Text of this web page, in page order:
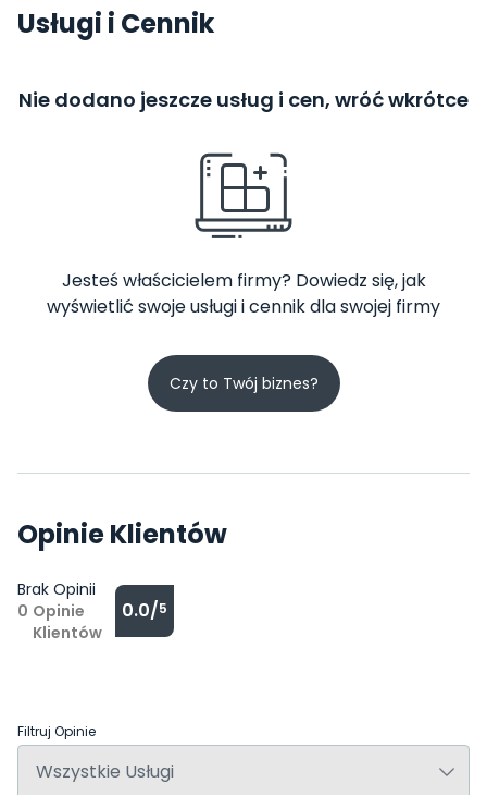
Usługi i Cennik
Nie dodano jeszcze usług i cen, wróć wkrótce
Jesteś właścicielem firmy? Dowiedz się, jak
wyświetlić swoje usługi i cennik dla swojej firmy
Czy to Twój biznes?
Opinie Klientów
Brak Opinii
0 Opinie
Klientów
0.0/5
Filtruj Opinie